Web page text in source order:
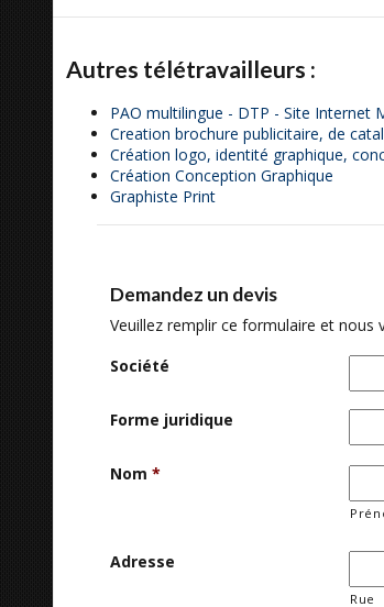
Autres télétravailleurs :
PAO multilingue - DTP - Site Internet
Creation brochure publicitaire, de
Création logo, identité graphique,
Création Conception Graphique
Graphiste Print
Demandez un devis
Veuillez remplir ce formulaire et nous
Société
Forme juridique
Nom *
Adresse
Rue